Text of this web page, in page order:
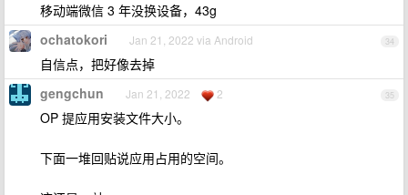
移动端微信 3 年没换设备，43g
34
ochatokori Jan 21, 2022 via Android
自信点，把好像去掉
35
gengchun Jan 21, 2022 2
OP 提应用安装文件大小。
下面一堆回贴说应用占用的空间。